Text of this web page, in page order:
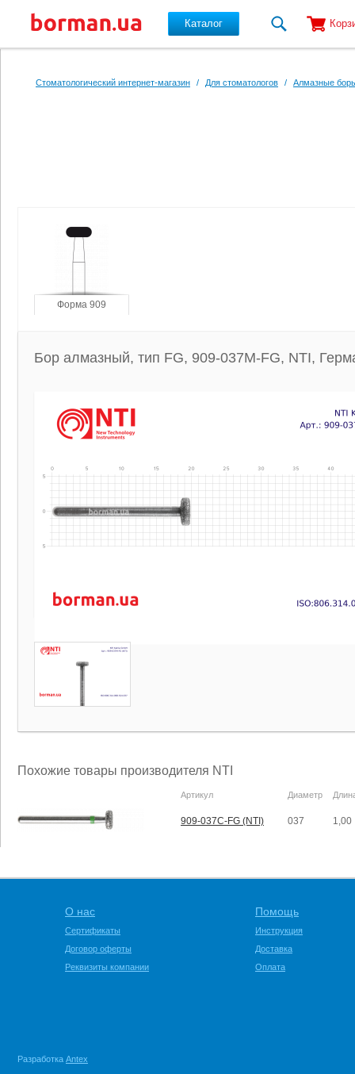
Каталог
Стоматологический интернет-магазин / Для стоматологов / Алмазные
Форма 909
Бор алмазный, тип FG, 909-037M-FG, NTI,
Похожие товары производителя NTI
Артикул Диаметр
909-037C-FG (NTI) 037 1,00
О нас
Сертификаты
Договор оферты
Реквизиты компании
Помощь
Инструкция
Доставка
Оплата
Разработка Antex